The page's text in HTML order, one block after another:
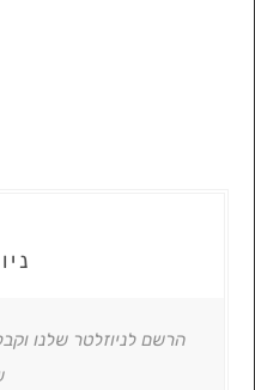
הרשם לניוזלטר שלנו